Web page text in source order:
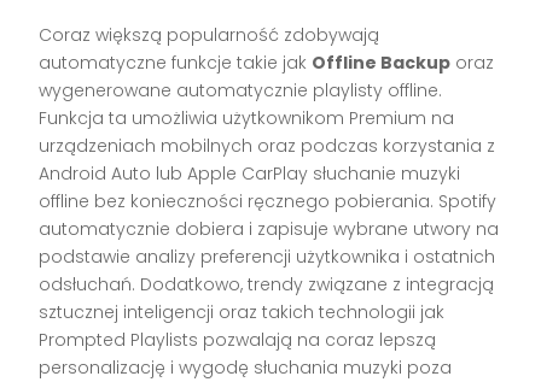
Coraz większą popularność zdobywają
automatyczne funkcje takie jak Offline Backup oraz
wygenerowane automatycznie playlisty offline.
Funkcja ta umożliwia użytkownikom Premium na
urządzeniach mobilnych oraz podczas korzystania z
Android Auto lub Apple CarPlay słuchanie muzyki
offline bez konieczności ręcznego pobierania. Spotify
automatycznie dobiera i zapisuje wybrane utwory na
podstawie analizy preferencji użytkownika i ostatnich
odsłuchań. Dodatkowo, trendy związane z integracją
sztucznej inteligencji oraz takich technologii jak
Prompted Playlists pozwalają na coraz lepszą
personalizację i wygodę słuchania muzyki poza